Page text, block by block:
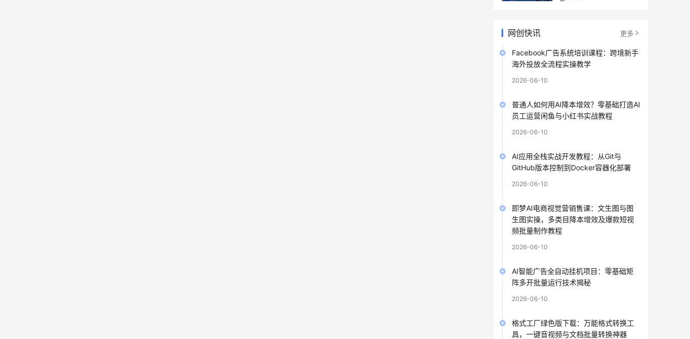
突破
网创快讯 更多
Facebook广告系统培训课程：跨境新手
海外投放全流程实操教学
2026-06-10
普通人如何用AI降本增效？零基础打造AI
员工运营闲鱼与小红书实战教程
2026-06-10
AI应用全栈实战开发教程：从Git与
GitHub版本控制到Docker容器化部署
2026-06-10
即梦AI电商视觉营销售课：文生图与图
生图实操，多类目降本增效及爆款短视
频批量制作教程
2026-06-10
AI智能广告全自动挂机项目：零基础矩
阵多开批量运行技术揭秘
2026-06-10
格式工厂绿色版下载：万能格式转换工
具，一键音视频与文档批量转换神器